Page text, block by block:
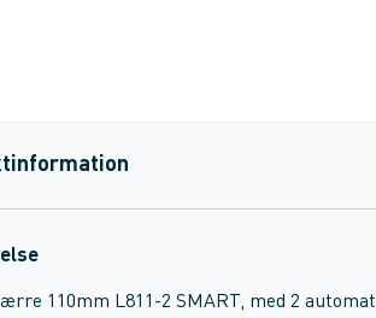
110mm L811-2 SMART, med 2